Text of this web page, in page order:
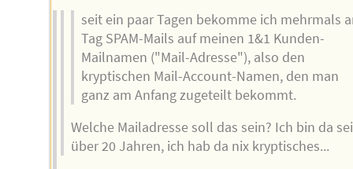
seit ein paar Tagen bekomme ich mehrmals
Tag SPAM-Mails auf meinen 1&1 Kunden-
Mailnamen ("Mail-Adresse"), also den
kryptischen Mail-Account-Namen, den man
ganz am Anfang zugeteilt bekommt.
Welche Mailadresse soll das sein? Ich bin da
über 20 Jahren, ich hab da nix kryptisches...